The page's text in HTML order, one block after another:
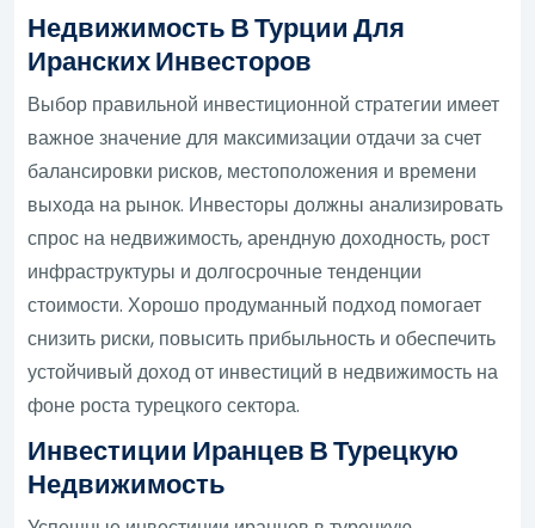
Недвижимость В Турции Для
Иранских Инвесторов
Выбор правильной инвестиционной стратегии имеет
важное значение для максимизации отдачи за счет
балансировки рисков, местоположения и времени
выхода на рынок. Инвесторы должны анализировать
спрос на недвижимость, арендную доходность, рост
инфраструктуры и долгосрочные тенденции
стоимости. Хорошо продуманный подход помогает
снизить риски, повысить прибыльность и обеспечить
устойчивый доход от инвестиций в недвижимость на
фоне роста турецкого сектора.
Инвестиции Иранцев В Турецкую
Недвижимость